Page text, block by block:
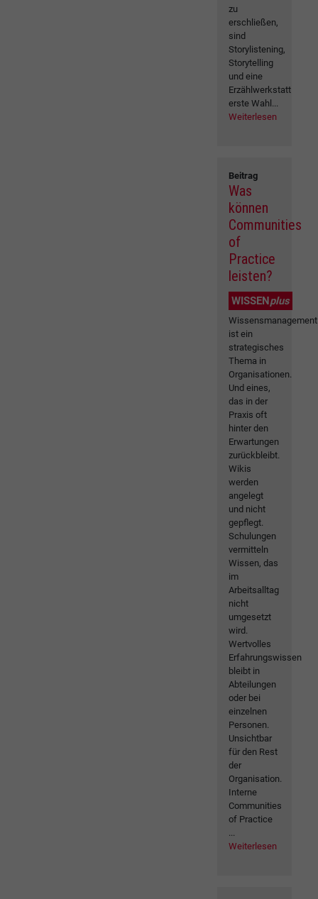
zu
erschließen,
sind
Storylistening,
Storytelling
und eine
Erzählwerkstatt
erste Wahl...
Weiterlesen
Beitrag
Was
können
Communities
of
Practice
leisten?
WISSENplus
Wissensmanagement
ist ein
strategisches
Thema in
Organisationen.
Und eines,
das in der
Praxis oft
hinter den
Erwartungen
zurückbleibt.
Wikis
werden
angelegt
und nicht
gepflegt.
Schulungen
vermitteln
Wissen, das
im
Arbeitsalltag
nicht
umgesetzt
wird.
Wertvolles
Erfahrungswissen
bleibt in
Abteilungen
oder bei
einzelnen
Personen.
Unsichtbar
für den Rest
der
Organisation.
Interne
Communities
of Practice
...
Weiterlesen